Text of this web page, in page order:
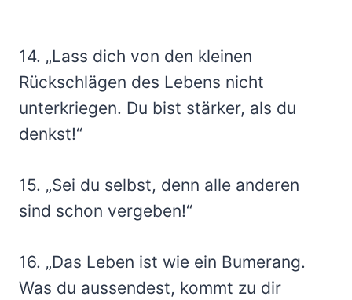
14. „Lass dich von den kleinen
Rückschlägen des Lebens nicht
unterkriegen. Du bist stärker, als du
denkst!“
15. „Sei du selbst, denn alle anderen
sind schon vergeben!“
16. „Das Leben ist wie ein Bumerang.
Was du aussendest, kommt zu dir